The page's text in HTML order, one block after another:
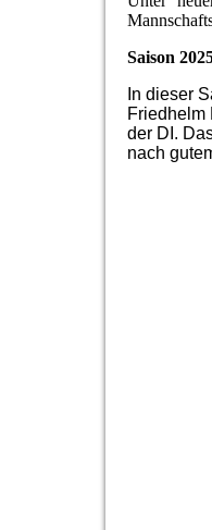
Saison
n dieser
Friedhelm
der DI.
nach